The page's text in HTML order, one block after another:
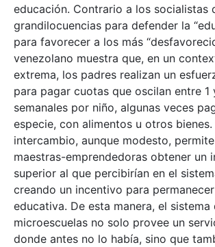
educación. Contrario a los socialistas
grandilocuencias para defender la
para favorecer a los más
venezolano muestra que, en un
extrema, los padres realizan un
para pagar cuotas que oscilan entre 1
semanales por niño, algunas veces
especie, con alimentos u otros bienes.
intercambio, aunque modesto,
maestras-emprendedoras obtener un
superior al que percibirían en el
creando un incentivo para
educativa. De esta manera, el sistema
microescuelas no solo provee un
donde antes no lo había, sino que